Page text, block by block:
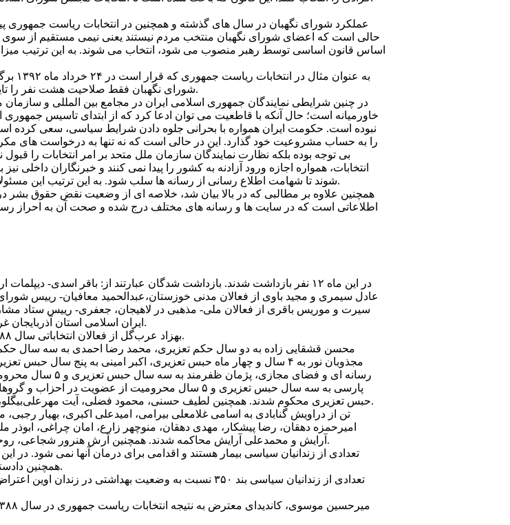
عملکرد شورای نگهبان در سال های گذشته و همچنين در انتخابات رياست جمهوری
حالی است که اعضای شورای نگهبان منتخب مردم نيستند يعنی نيمی مستقيم از سوی
اساس قانون اساسی توسط رهبر منصوب می شود، انتخاب می شوند. به اين ترتيب
به
شورای نگهبان فقط صلاحيت هشت نفر را تاييد کرده است، بدون آنکه علت رد صلاحيت اين افراد مشخص شود.
در چنين شرايطی نمايندگان جمهوری اسلامی ايران در مجامع بين المللی و
خاورميانه است؛ حال آنکه با قاطعيت می توان ادعا کرد که از ابتدای تاسيس جمهوری
نبوده است. حکومت ايران همواره با بحرانی جلوه دادن شرايط سياسی، سعی کرده
را به حساب مشروعيت خود گذارد. اين در حالی است که نه تنها به درخواست های مکرر
بی توجه بوده بلکه نظارت نمايندگان سازمان ملل متحد بر امر انتخابات را
انتخابات، همواره اجازه ورود آزادنه به کشور را پيدا نمی کنند و خبرنگاران
شوند تا شهامت اطلاع رسانی از رسانه ها سلب شود. به اين ترتيب اين مسئولان می توانند ادعا کنند که ايران دموکرات ترين کشور منطقه است.
عادل سيمری و مجيد باوی از فعالان مدنی خوزستان،عبدالحميد معافيان- رييس
سيرت و موريس باقری از فعالان ملی- مذهبی در لاهيجان، جعفری- رييس ستاد
ايران اسلامی استان آذربايجان غربی- و جواد ابوعلی و محمد دانايی از فعالان سياسی و مدنی بهبهان.
۲) بهزاد عرب‌گل از فعالان انتخاباتی سال ۱۳۸۸ برای گذراندن ۴ سال حبس تعزيری به زندان اوين منتقل شد.
مجذوبان نور به ۴ سال و چهار ماه حبس تعزيری، اکبر امينی به پنج
رسانه ای و فضای
پارسی به سه سال حبس تعزيری و ۵ سال محروميت از
حبس تعزيری محکوم شدند. همچنين لطيف حسنی، محمود فضلی، آيت مهرعلی‌بيگلو، شهرام رادمهر، بهبود قليزاده هر يک به ۹ سال حبس محکوم شدند.
اميرحمزه دهقان، رضا پيشکار، مهدی دهقان، منوچهر زارع، امان چراغی،
آرايش و محمدعلی آرايش محاکمه شدند. همچنين آرش هنرور شجاعی، روحانی وبلاگ نويس که در زندان بسر می برد، بارديگر تفهيم اتهام شد.
همچنين دادستانی تهران با انتقال سيد محمد ابراهيمی به بيمارستان مخالفت کرد.